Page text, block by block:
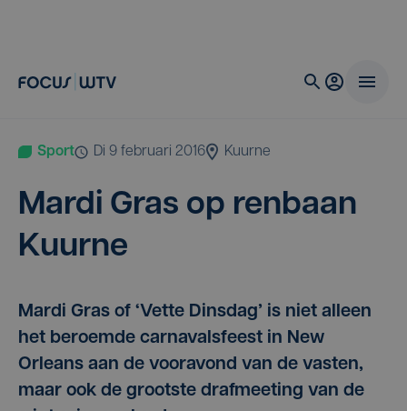
Sport di 9 februari 2016 Kuurne
Mar­di Gras op ren­baan
Kuurne
Mardi Gras of ‘Vette Dinsdag’ is niet alleen
het beroemde carnavalsfeest in New
Orleans aan de vooravond van de vasten,
maar ook de grootste drafmeeting van de